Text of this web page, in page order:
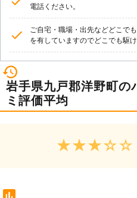
電話ください。
ご自宅・職場・出先などどこで
を有していますのでどこでも駆け
岩手県九戸郡洋野町の
ミ評価平均
★★★★★